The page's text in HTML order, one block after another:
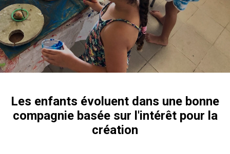
Les enfants évoluent dans une bonne
compagnie basée sur l'intérêt pour la
création